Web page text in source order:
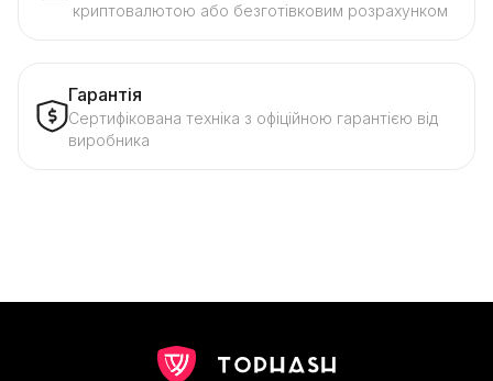
криптовалютою або безготівковим розрахунком
Гарантія
Сертифікована техніка з офіційною гарантією від
виробника